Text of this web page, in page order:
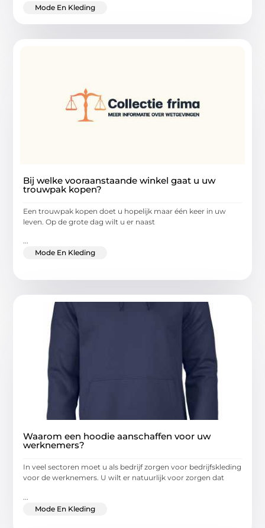
Mode En Kleding
Bij welke vooraanstaande winkel gaat u uw
trouwpak kopen?
Een trouwpak kopen doet u hopelijk maar één keer in uw
leven. Op de grote dag wilt u er naast
...
Mode En Kleding
Waarom een hoodie aanschaffen voor uw
werknemers?
In veel sectoren moet u als bedrijf zorgen voor bedrijfskleding
voor de werknemers. U wilt er natuurlijk voor zorgen dat
Mode En Kleding